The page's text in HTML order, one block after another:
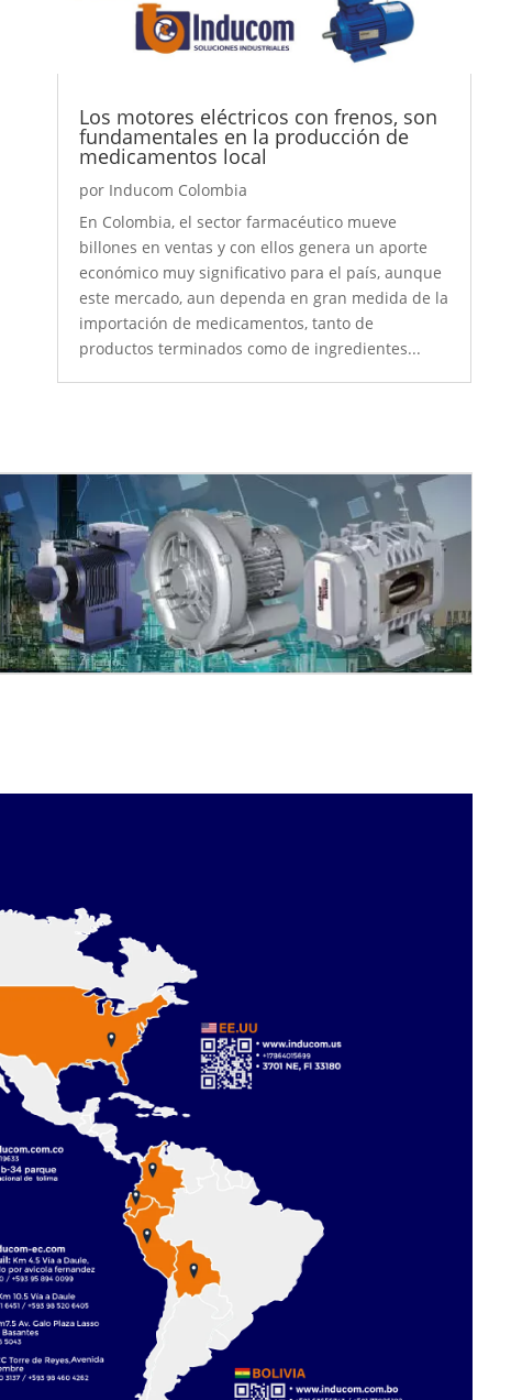
Los motores eléctricos con frenos, son
fundamentales en la producción de
medicamentos local
por Inducom Colombia
En Colombia, el sector farmacéutico mueve
billones en ventas y con ellos genera un aporte
económico muy significativo para el país, aunque
este mercado, aun dependa en gran medida de la
importación de medicamentos, tanto de
productos terminados como de ingredientes...